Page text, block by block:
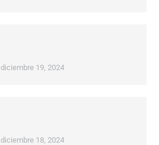
diciembre 19, 2024
diciembre 18, 2024